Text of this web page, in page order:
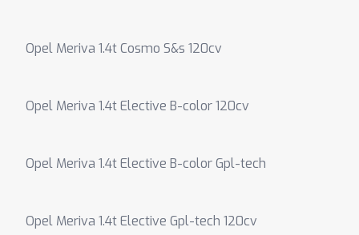
Opel Meriva 1.4t Cosmo S&s 120cv
Opel Meriva 1.4t Elective B-color 120cv
Opel Meriva 1.4t Elective B-color Gpl-tech
Opel Meriva 1.4t Elective Gpl-tech 120cv